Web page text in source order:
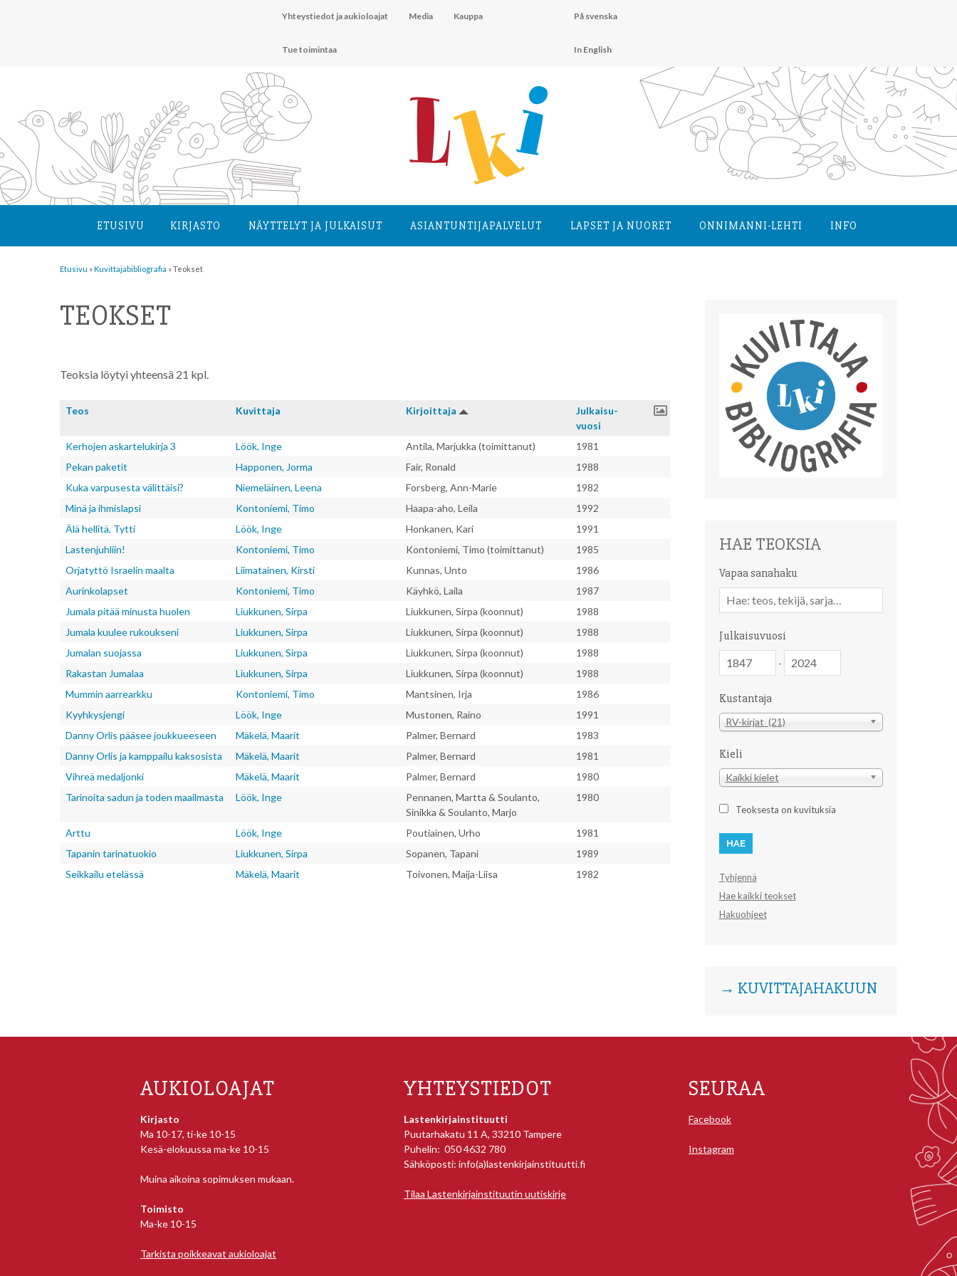
Yhteystiedot ja aukioloajat Media Kauppa
Tue toimintaa
På svenska
In English
ETUSIVU KIRJASTO NÄYTTELYT JA JULKAISUT ASIANTUNTIJA­PALVELUT LAPSET JA NUORET ONNIMANNI-LEHTI INFO
Etusivu »Kuvittaja­bibliografia »Teokset
TEOKSET
Teoksia löytyi yhteensä 21 kpl.
Teos Kuvitta­ja Kirjoitta­ja
Julkaisu­
vuosi
Kerhojen askartelukirja 3
Löök, Inge Antila, Marjukka (toimittanut)
1981
Pekan paketit
Happonen, Jorma Fair, Ronald
1988
Kuka varpusesta välittäisi?
Niemeläinen, Leena Forsberg, Ann-Marie
1982
Minä ja ihmislapsi
Kontoniemi, Timo Haapa-aho, Leila
1992
Älä hellitä, Tytti
Löök, Inge Honkanen, Kari
1991
Lastenjuhliin!
Kontoniemi, Timo Kontoniemi, Timo (toimittanut)
1985
Orjatyttö Israelin maalta
Liimatainen, Kirsti Kunnas, Unto
1986
Aurinkolapset
Kontoniemi, Timo Käyhkö, Laila
1987
Jumala pitää minusta huolen
Liukkunen, Sirpa Liukkunen, Sirpa (koonnut)
1988
Jumala kuulee rukoukseni
Liukkunen, Sirpa Liukkunen, Sirpa (koonnut)
1988
Jumalan suojassa
Liukkunen, Sirpa Liukkunen, Sirpa (koonnut)
1988
Rakastan Jumalaa
Liukkunen, Sirpa Liukkunen, Sirpa (koonnut)
1988
Mummin aarrearkku
Kontoniemi, Timo Mantsinen, Irja
1986
Kyyhkysjengi
Löök, Inge Mustonen, Raino
1991
Danny Orlis pääsee joukkueeseen
Mäkelä, Maarit Palmer, Bernard
1983
Danny Orlis ja kamppailu kaksosista
Mäkelä, Maarit Palmer, Bernard
1981
Vihreä medaljonki
Mäkelä, Maarit Palmer, Bernard
1980
Tarinoita sadun ja toden maailmasta
Löök, Inge
Pennanen, Martta & Soulanto,
Sinikka & Soulanto, Marjo
1980
Arttu Löök, Inge Poutiainen, Urho
1981
Tapanin tarinatuokio
Liukkunen, Sirpa Sopanen, Tapani
1989
Seikkailu etelässä
Mäkelä, Maarit Toivonen, Maija-Liisa 1982
HAE TEOKSIA
Vapaa sanahaku
sanahaku
Julkaisuvuosi
-
Kustantaja
Kustantaja
RV-kirjat (21)
Kieli
Kieli
Kaikki kielet
Teoksesta on kuvituksia
Tyhjennä
Hae kaikki teokset
Hakuohjeet
→ KUVITTAJAHAKUUN
AUKIOLOAJAT
Kirjasto
Ma 10-17, ti-ke 10-15
Kesä-elokuussa ma-ke 10-15
Muina aikoina sopimuksen mukaan.
Toimisto
Ma-ke 10-15
Tarkista poikkeavat aukioloajat
YHTEYSTIEDOT
Lastenkirjainstituutti
Puutarhakatu 11 A, 33210 Tampere
Puhelin: 050 4632 780
Sähköposti: info(a)lastenkirjainstituutti.fi
Tilaa Lastenkirjainstituutin uutiskirje
SEURAA
Facebook
Instagram